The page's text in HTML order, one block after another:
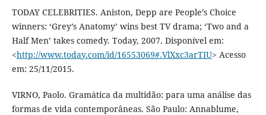
TODAY CELEBRITIES. Aniston, Depp are People’s Choice
winners: ‘Grey’s Anatomy’ wins best TV drama; ‘Two and a
Half Men’ takes comedy. Today, 2007. Disponível em:
<http://www.today.com/id/16553069#.VlXxc3arTIU> Acesso
em: 25/11/2015.
VIRNO, Paolo. Gramática da multidão: para uma análise das
formas de vida contemporâneas. São Paulo: Annablume,